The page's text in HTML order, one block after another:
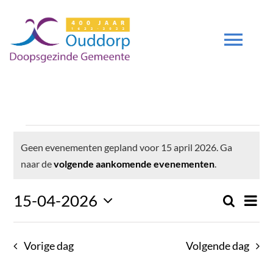
inhoud
Evenementen
in
15
Bericht
Geen evenementen gepland voor 15 april 2026. Ga
naar devolgende aankomende evenementen.
en
Zoeken
Dag
15-04-2026
Selecteer
datum.
Vorige dag Volgende dag